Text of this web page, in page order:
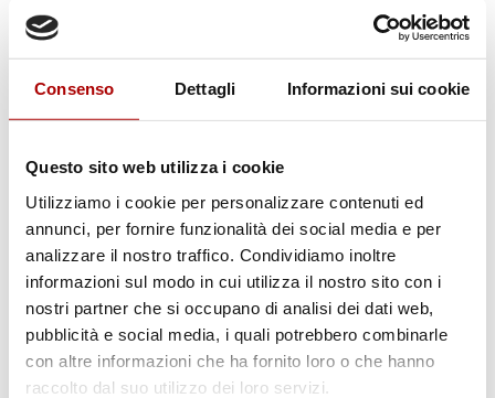
Consenso Dettagli Informazioni sui cookie
Questo sito web utilizza i cookie
Utilizziamo i cookie per personalizzare contenuti ed
annunci, per fornire funzionalità dei social media e per
analizzare il nostro traffico. Condividiamo inoltre
informazioni sul modo in cui utilizza il nostro sito con i
nostri partner che si occupano di analisi dei dati web,
pubblicità e social media, i quali potrebbero combinarle
con altre informazioni che ha fornito loro o che hanno
raccolto dal suo utilizzo dei loro servizi.
Scheda prodotto